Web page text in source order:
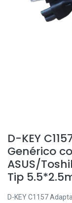
D-KEY
Genérico
ASUS/
Tip
D-KEY C1157